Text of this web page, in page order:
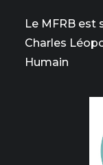
Le MFRB est
Charles
Humain